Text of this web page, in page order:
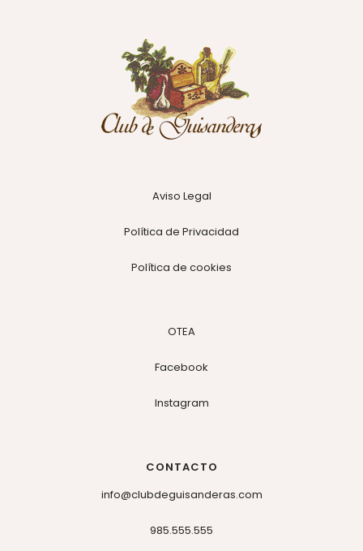
Aviso Legal
Política de Privacidad
Política de cookies
OTEA
Facebook
Instagram
CONTACTO
info@clubdeguisanderas.com
985.555.555